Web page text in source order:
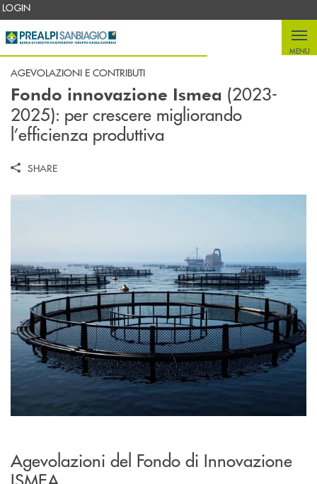
Salta al contenuto principale
LOGIN
MENU
AGEVOLAZIONI E CONTRIBUTI
Fondo innovazione Ismea (2023-
2025): per crescere migliorando
l’efficienza produttiva
SHARE
Agevolazioni del Fondo di Innovazione